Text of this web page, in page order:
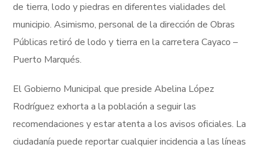
de tierra, lodo y piedras en diferentes vialidades del
municipio. Asimismo, personal de la dirección de Obras
Públicas retiró de lodo y tierra en la carretera Cayaco –
Puerto Marqués.
El Gobierno Municipal que preside Abelina López
Rodríguez exhorta a la población a seguir las
recomendaciones y estar atenta a los avisos oficiales. La
ciudadanía puede reportar cualquier incidencia a las líneas